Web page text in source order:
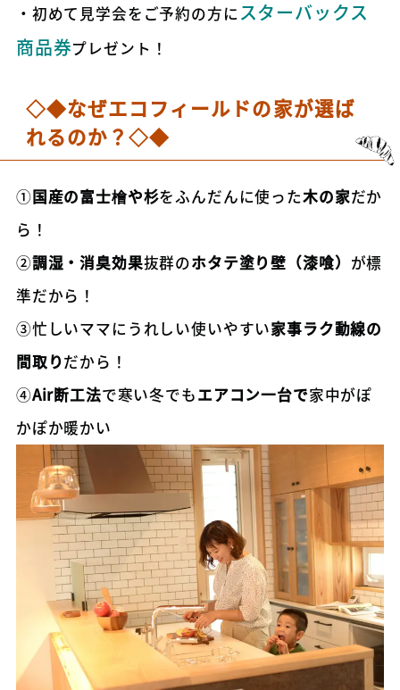
・初めて見学会をご予約の方に スターバックス
商品券プレゼント！
◇◆なぜエコフィールドの家が選ば
れるのか？◇◆
①国産の富士檜や杉をふんだんに使った木の家だか
ら！
②調湿・消臭効果抜群のホタテ塗り壁（漆喰） が標
準だから！
③忙しいママにうれしい使いやすい家事ラク動線の
間取りだから！
④Air断工法で寒い冬でもエアコン一台で家中がぽ
かぽか暖かい